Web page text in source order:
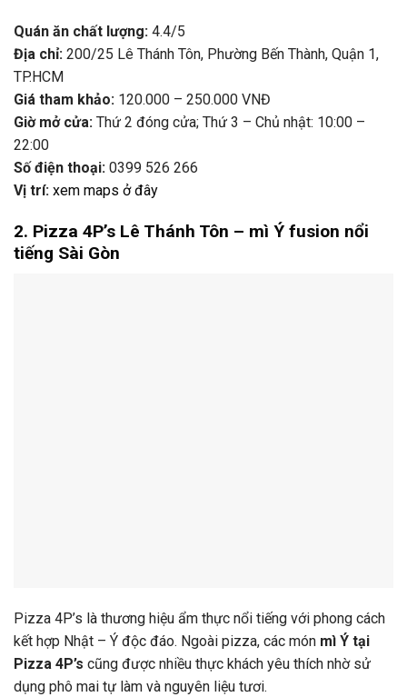
Quán ăn chất lượng: 4.4/5
Địa chỉ: 200/25 Lê Thánh Tôn, Phường Bến Thành, Quận 1,
TP. HCM
Giá tham khảo: 120.000 – 250.000 VNĐ
Giờ mở cửa: Thứ 2 đóng cửa; Thứ 3 – Chủ nhật: 10:00 –
22:00
Số điện thoại: 0399 526 266
Vị trí: xem maps ởđây
2. Pizza 4P’s Lê Thánh Tôn – mì Ý fusion nổi
tiếng Sài Gòn
Pizza 4P’s là thương hiệu ẩm thực nổi tiếng với phong cách
kết hợp Nhật – Ý độc đáo. Ngoài pizza, các món mì Ý tại
Pizza 4P’s cũng được nhiều thực khách yêu thích nhờ sử
dụng phô mai tự làm và nguyên liệu tươi.